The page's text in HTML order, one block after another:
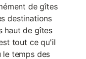
de gîtes
destinations
haut de gîtes
tout ce qu'il
le temps des